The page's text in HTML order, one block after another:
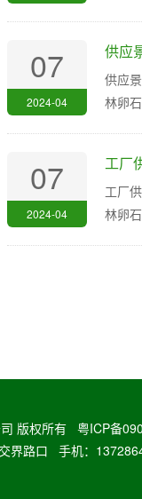
07
2024-04
供应
供应
林卵
07
2024-04
工厂
工厂
林卵
版权所有 粤ICP备
界路口 手机：